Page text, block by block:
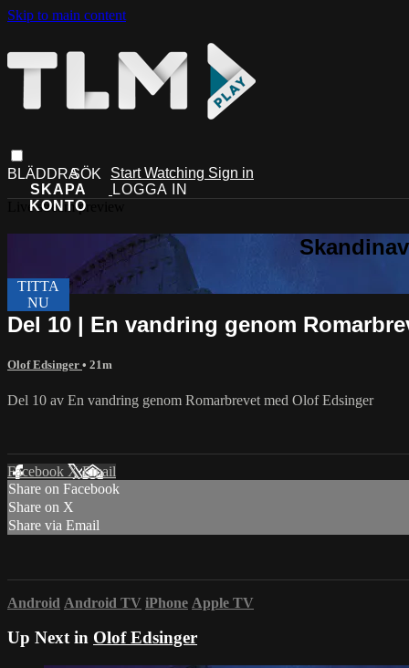
Skip to main content
Start Watching Sign in
Live stream preview
Del 10 | En vandring genom
Olof Edsinger • 21m
Del 10 av En vandring genom Romarbrevet med Olof Edsinger
Facebook XEmail
Share on Facebook
Share on X
Share via Email
Android Android TV iPhone Apple TV
Up Next in Olof Edsinger